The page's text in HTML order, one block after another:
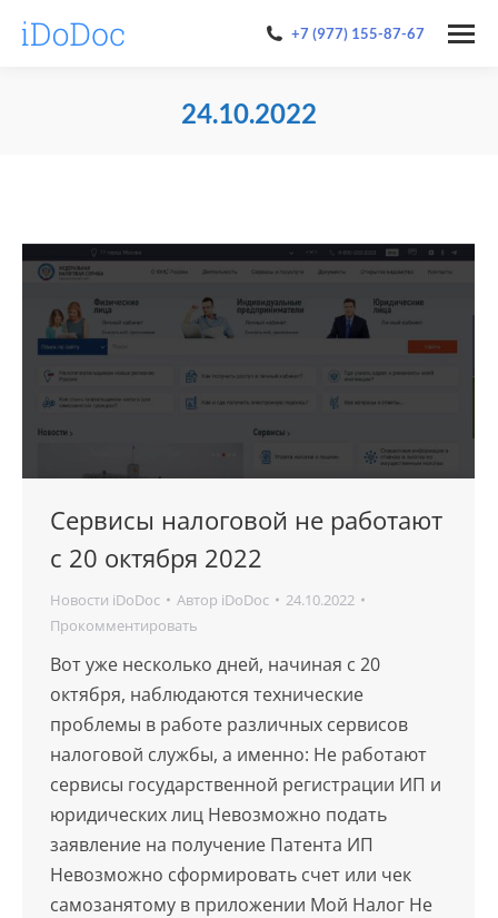
+7 (977) 155-87-67
24.10.2022
Сервисы налоговой не работают
с 20 октября 2022
Новости iDoDoc Автор iDoDoc
24.10.2022
Прокомментировать
Вот уже несколько дней, начиная с 20
октября, наблюдаются технические
проблемы в работе различных сервисов
налоговой службы, а именно: Не работают
сервисы государственной регистрации ИП и
юридических лиц Невозможно подать
заявление на получение Патента ИП
Невозможно сформировать счет или чек
самозанятому в приложении Мой Налог Не